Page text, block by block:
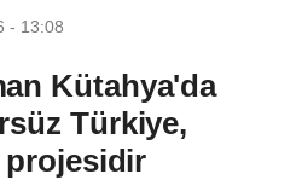
- 13:08
Kütahya'da
Türkiye,
projesidir